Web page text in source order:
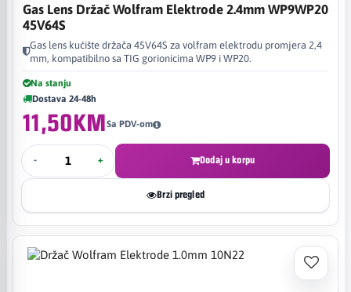
Gas Lens Držač Wolfram Elektrode 2.4mm WP9WP20
45V64S
Gas lens kućište držača 45V64S za volfram elektrodu promjera 2,4
mm, kompatibilno sa TIG gorionicima WP9 i WP20.
Na stanju
Dostava 24-48h
11,50KMSa PDV-om
- + Dodaj u korpu
Brzi pregled